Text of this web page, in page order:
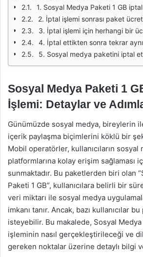
1. Sosyal Medya Paketi 1 GB iptal
2. İptal işlemi sonrası paket
3. İptal işlemi için herhangi bir ücret
4. İptal ettikten sonra tekrar aynı
5. Sosyal medya paketini iptal ettikten sonra veri
Sosyal Medya Paketi 1
İşlemi: Detaylar ve
Günümüzde sosyal medya, bireylerin
içerik paylaşma biçimlerini köklü bir
Mobil operatörler, kullanıcıların sosyal
platformlarına kolay erişim sağlaması
sunmaktadır. Bu paketlerden biri olan
Paketi 1 GB”, kullanıcılara belirli bir
veri miktarı ile sosyal medya
imkanı tanır. Ancak, bazı kullanıcılar
isteyebilir. Bu makalede, Sosyal Medya
işleminin nasıl gerçekleştirileceği ve
gereken noktalar üzerine detaylı bilgi